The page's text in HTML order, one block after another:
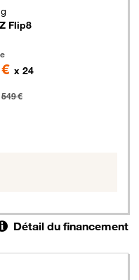
sélectionnables
Flip8
x 24
549 €
Détail du financement